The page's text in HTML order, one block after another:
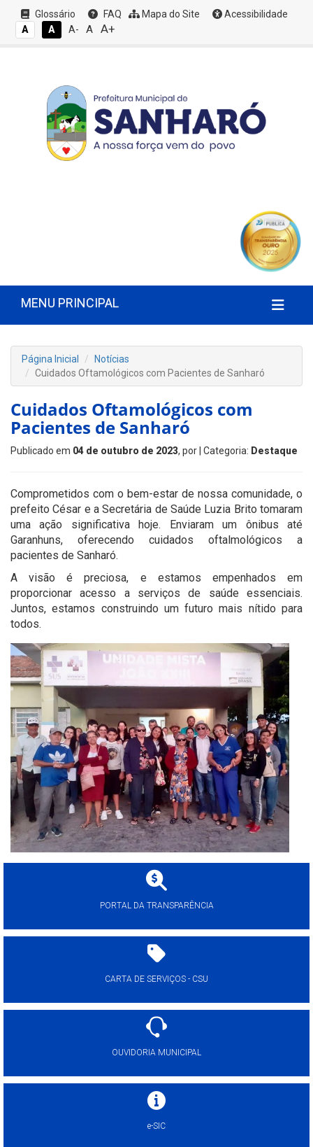
Glossário FAQ Mapa do Site
Acessibilidade
A
A A- A A+
MENU PRINCIPAL
Página Inicial
Notícias
Cuidados Oftamológicos com Pacientes de Sanharó
Cuidados Oftamológicos com
Pacientes de Sanharó
Publicado em 04 de outubro de 2023, por | Categoria: Destaque
Comprometidos com o bem-estar de nossa comunidade, o
prefeito César e a Secretária de Saúde Luzia Brito tomaram
uma ação significativa hoje. Enviaram um ônibus até
Garanhuns, oferecendo cuidados oftalmológicos a
pacientes de Sanharó.
A visão é preciosa, e estamos empenhados em
proporcionar acesso a serviços de saúde essenciais.
Juntos, estamos construindo um futuro mais nítido para
todos.
PORTAL DA TRANSPARÊNCIA
CARTA DE SERVIÇOS - CSU
OUVIDORIA MUNICIPAL
e-SIC